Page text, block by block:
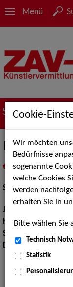
Menü
Suche nach
Esrah
inMeine
Schauspiel:Bühne
Jahrgang:
Körpergröße:157
Sprachen:
Dialekte:
Cookie-
Wir möchten
Bedürfnisse
sogenannte
welche Cookies
werden
erhalten Sie in
Bitte wählen Sie
Technisch
Statistik